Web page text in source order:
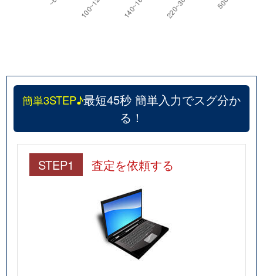
簡単3STEP♪最短45秒 簡単入力でスグ分か
る！
STEP1 査定を依頼する